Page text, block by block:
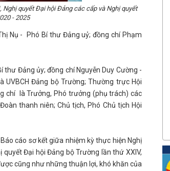
quyết Đại hội Đảng các cấp và Nghị quyết
- 2025
Nụ - Phó Bí thư Đảng uỷ; đồng chí Phạm
Đảng ủy; đồng chí Nguyễn Duy Cường -
UVBCH Đảng bộ Trường; Thường trực Hội
chí là Trưởng, Phó trưởng (phụ trách) các
thanh niên; Chủ tịch, Phó Chủ tịch Hội
cáo sơ kết giữa nhiệm kỳ thực hiện Nghị
Đại hội Đảng bộ Trường lần thứ XXIV,
cũng như những thuận lợi, khó khăn của